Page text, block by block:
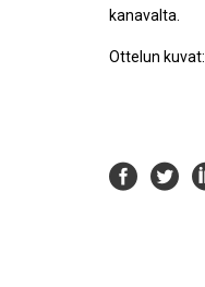
kanavalta.
Ottelun kuvat: